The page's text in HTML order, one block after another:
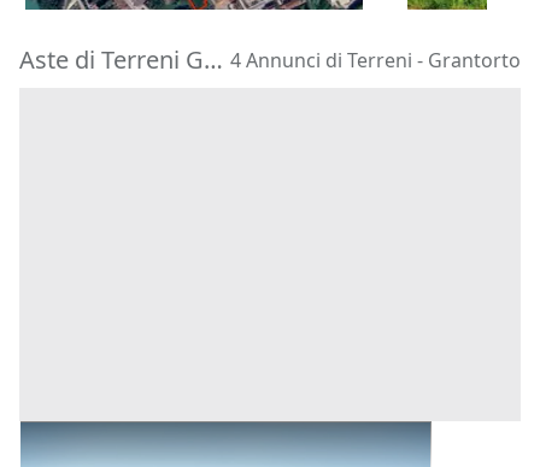
Aste di Terreni Grantorto 4 Annunci di Terreni - Grantorto
Terreni all'asta a Padova